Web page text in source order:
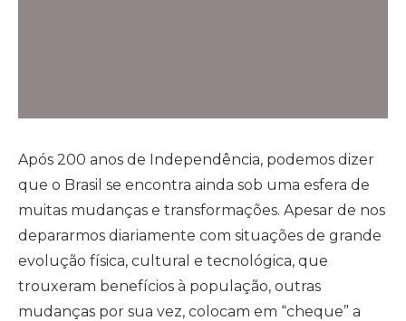
Após 200 anos de Independência, podemos dizer
que o Brasil se encontra ainda sob uma esfera de
muitas mudanças e transformações. Apesar de nos
depararmos diaria­mente com situações de grande
evolução física, cultural e tecnológica, que
trouxeram benefícios à população, outras
mudanças por sua vez, colocam em “cheque” a